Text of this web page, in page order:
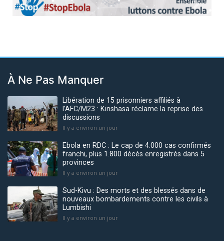
Previous Next
À Ne Pas Manquer
Libération de 15 prisonniers affiliés à
l’AFC/M23 : Kinshasa réclame la reprise des
discussions
Il y a environ un jour
Ebola en RDC : Le cap de 4.000 cas confirmés
franchi, plus 1.800 décès enregistrés dans 5
provinces
Il y a environ un jour
Sud-Kivu : Des morts et des blessés dans de
nouveaux bombardements contre les civils à
Lumbishi
Il y a environ un jour